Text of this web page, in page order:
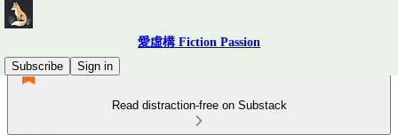
愛虛構 Fiction Passion
Subscribe
Sign in
Read distraction-free on Substack